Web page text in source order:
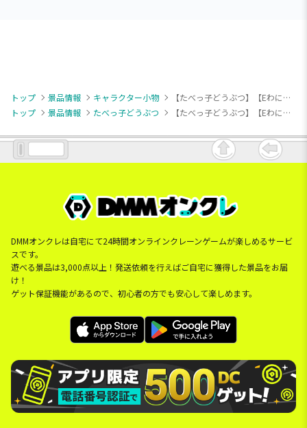
トップ 景品情報 キャラクター小物
【たべっ子どうぶつ】【Eわにくん】たべっ子どうぶつ THE MOVIE ややちびでかMC第1弾
トップ
景品情報 たべっ子どうぶつ 【たべっ子どうぶつ】【Eわにくん】たべっ子どうぶつ THE MOVIE ややちびでかMC第1弾
DMMオンクレは自宅にて24時間オンラインクレーンゲームが楽しめるサービ
スです。
遊べる景品は3,000点以上！発送依頼を行えばご自宅に獲得した景品をお届
け！
ゲット保証機能があるので、初心者の方でも安心して楽しめます。